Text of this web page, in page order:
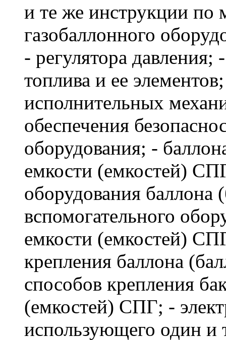
и те же инструкции по
газобаллонного
- регулятора
топлива и ее
исполнительных
обеспечения
оборудования; -
емкости (емкостей)
оборудования баллона
вспомогательного
емкости (емкостей)
крепления баллона
способов крепления
(емкостей) СПГ; -
использующего один и